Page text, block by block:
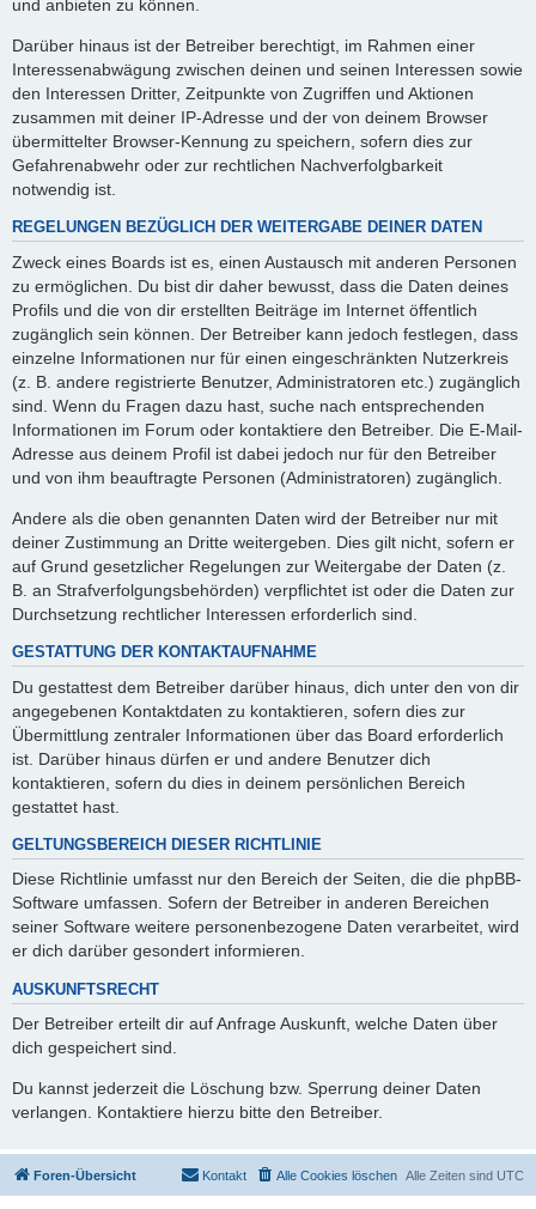
und anbieten zu können.
Darüber hinaus ist der Betreiber berechtigt, im Rahmen einer
Interessenabwägung zwischen deinen und seinen Interessen sowie
den Interessen Dritter, Zeitpunkte von Zugriffen und Aktionen
zusammen mit deiner IP-Adresse und der von deinem Browser
übermittelter Browser-Kennung zu speichern, sofern dies zur
Gefahrenabwehr oder zur rechtlichen Nachverfolgbarkeit
notwendig ist.
REGELUNGEN BEZÜGLICH DER WEITERGABE DEINER DATEN
Zweck eines Boards ist es, einen Austausch mit anderen Personen
zu ermöglichen. Du bist dir daher bewusst, dass die Daten deines
Profils und die von dir erstellten Beiträge im Internet öffentlich
zugänglich sein können. Der Betreiber kann jedoch festlegen, dass
einzelne Informationen nur für einen eingeschränkten Nutzerkreis
(z. B. andere registrierte Benutzer, Administratoren etc.) zugänglich
sind. Wenn du Fragen dazu hast, suche nach entsprechenden
Informationen im Forum oder kontaktiere den Betreiber. Die E-Mail-
Adresse aus deinem Profil ist dabei jedoch nur für den Betreiber
und von ihm beauftragte Personen (Administratoren) zugänglich.
Andere als die oben genannten Daten wird der Betreiber nur mit
deiner Zustimmung an Dritte weitergeben. Dies gilt nicht, sofern er
auf Grund gesetzlicher Regelungen zur Weitergabe der Daten (z.
B. an Strafverfolgungsbehörden) verpflichtet ist oder die Daten zur
Durchsetzung rechtlicher Interessen erforderlich sind.
GESTATTUNG DER KONTAKTAUFNAHME
Du gestattest dem Betreiber darüber hinaus, dich unter den von dir
angegebenen Kontaktdaten zu kontaktieren, sofern dies zur
Übermittlung zentraler Informationen über das Board erforderlich
ist. Darüber hinaus dürfen er und andere Benutzer dich
kontaktieren, sofern du dies in deinem persönlichen Bereich
gestattet hast.
GELTUNGSBEREICH DIESER RICHTLINIE
Diese Richtlinie umfasst nur den Bereich der Seiten, die die phpBB-
Software umfassen. Sofern der Betreiber in anderen Bereichen
seiner Software weitere personenbezogene Daten verarbeitet, wird
er dich darüber gesondert informieren.
AUSKUNFTSRECHT
Der Betreiber erteilt dir auf Anfrage Auskunft, welche Daten über
dich gespeichert sind.
Du kannst jederzeit die Löschung bzw. Sperrung deiner Daten
verlangen. Kontaktiere hierzu bitte den Betreiber.
Foren-Übersicht Alle Zeiten sind UTC
Alle Cookies löschen
Kontakt